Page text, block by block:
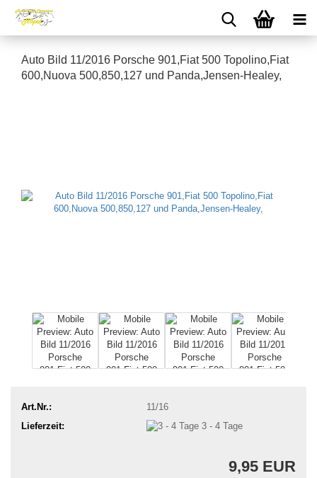
Auto Bild 11/2016 Porsche 901,Fiat 500 Topolino,Fiat
600,Nuova 500,850,127 und Panda,Jensen-Healey,
Art.Nr.:
11/16
Lieferzeit:
3 - 4 Tage
9,95 EUR